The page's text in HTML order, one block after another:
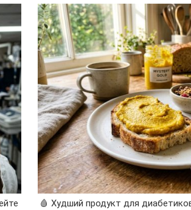
🩸 Худший продукт для